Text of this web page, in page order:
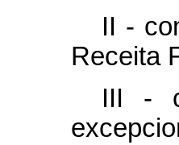
II -
Receita
III -